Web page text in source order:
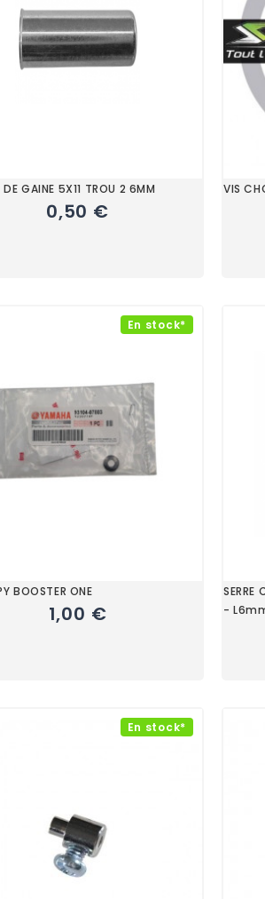
GAINE 5X11 TROU 2 6MM
0,50 €
VIS
En stock*
BOOSTER ONE
1,00 €
-
En stock*